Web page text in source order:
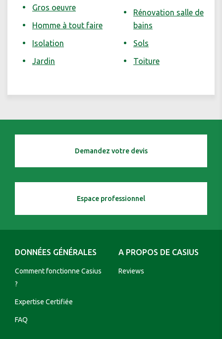
Gros oeuvre
Homme à tout faire
Isolation
Jardin
Rénovation salle de
bains
Sols
Toiture
Demandez votre devis
Espace professionnel
DONNÉES GÉNÉRALES
Comment fonctionne Casius
?
Expertise Certifiée
FAQ
A PROPOS DE CASIUS
Reviews